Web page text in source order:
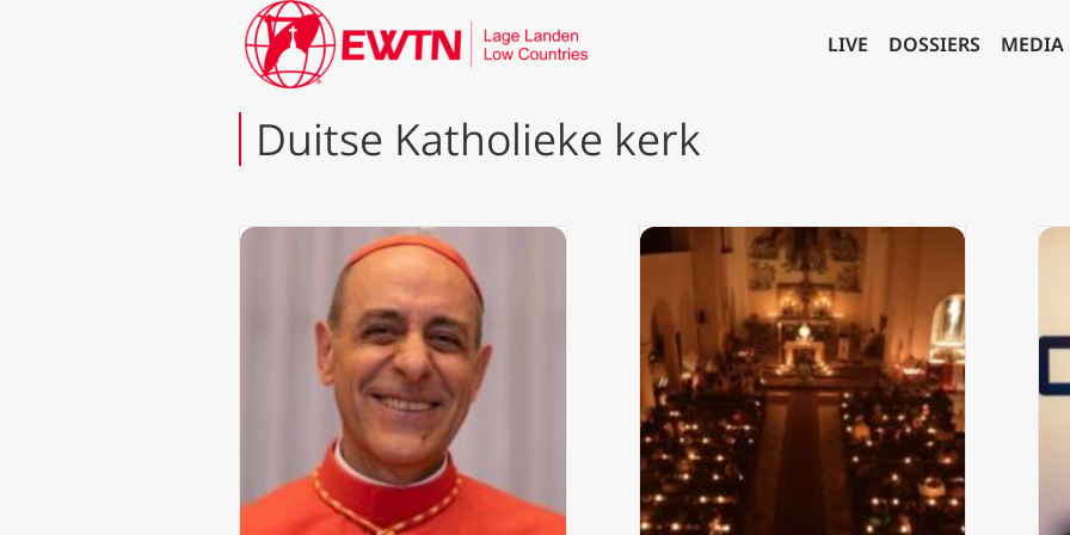
LIVE DOSSIERS MEDIA
Duitse Katholieke kerk